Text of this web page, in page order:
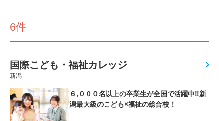
6件
国際こども・福祉カレッジ
新潟
６,０００名以上の卒業生が全国で活躍中!!新
潟最大級のこども×福祉の総合校！